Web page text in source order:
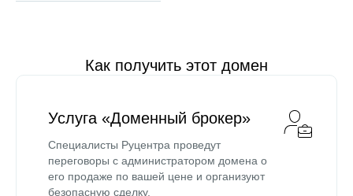
Как получить этот домен
Услуга «Доменный брокер»
Специалисты Руцентра проведут
переговоры с администратором домена о
его продаже по вашей цене и организуют
безопасную сделку.